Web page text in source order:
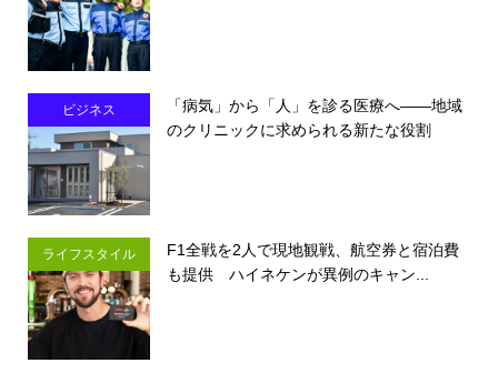
ビジネス
「病気」から「人」を診る医療へ――地域
のクリニックに求められる新たな役割
ライフスタイル
F1全戦を2人で現地観戦、航空券と宿泊費
も提供 ハイネケンが異例のキャン...